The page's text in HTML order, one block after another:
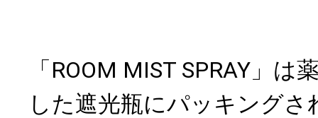
「ROOM MIST SPRAY」
した遮光瓶にパッキング